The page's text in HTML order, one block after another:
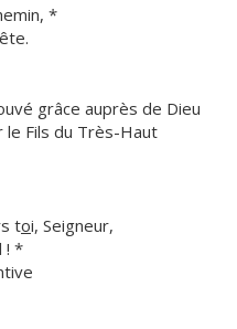
*
grâce auprès de Dieu
le Fils du Très-Haut
toi, Seigneur,
! *